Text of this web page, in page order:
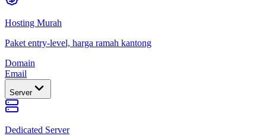
Hosting Murah
Paket entry-level, harga ramah kantong
Domain
Email
Server
Dedicated Server